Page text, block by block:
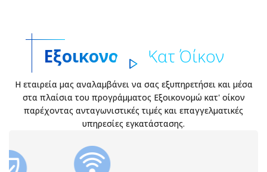
Εξοικονομώ Κατ΄ Οίκον
Η εταιρεία μας αναλαμβάνει να σας εξυπηρετήσει και μέσα
στα πλαίσια του προγράμματος Εξοικονομώ κατ' οίκον
παρέχοντας ανταγωνιστικές τιμές και επαγγελματικές
υπηρεσίες εγκατάστασης.